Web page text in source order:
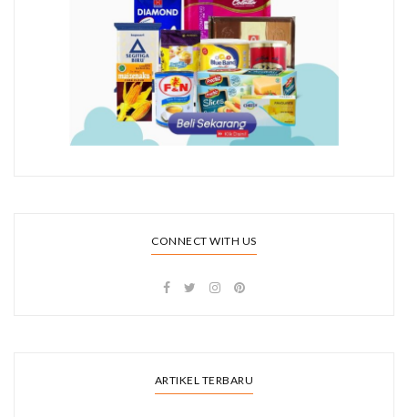
CONNECT WITH US
ARTIKEL TERBARU